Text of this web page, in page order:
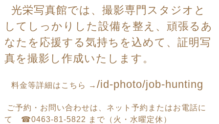
光栄写真館では、撮影専門スタジオと
してしっかりした設備を整え、頑張るあ
なたを応援する気持ちを込めて、証明写
真を撮影し作成いたします。
料金等詳細はこちら → /id-photo/job-hunting
ご予約・お問い合わせは、ネット予約またはお電話に
て ☎0463-81-5822 まで（火・水曜定休）